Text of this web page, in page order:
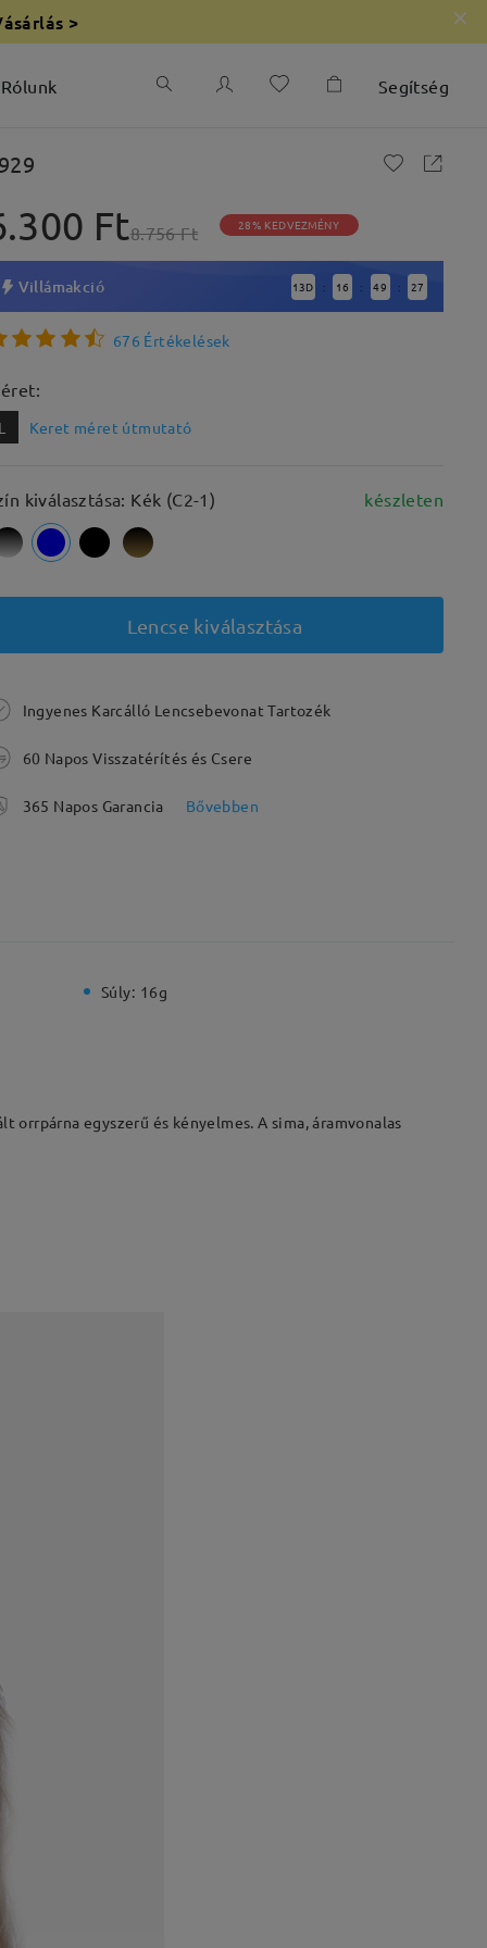
>
Rólunk Segítség
Ft8.756 Ft 28% KEDVEZMÉNY
Villámakció 13D : 16 : 49 : 25
676 Értékelések
Keret méret útmutató
kiválasztása: Kék (C2-1) készleten
Lencse kiválasztása
Ingyenes Karcálló Lencsebevonat Tartozék
60 Napos Visszatérítés és Csere
365 Napos Garancia Bővebben
Súly: 16g
egyszerű és kényelmes. A sima, áramvonalas